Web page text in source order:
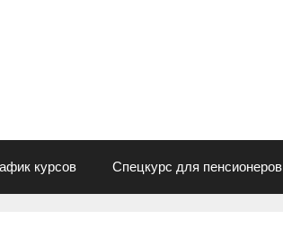
курсов Спецкурс для пенсионеров